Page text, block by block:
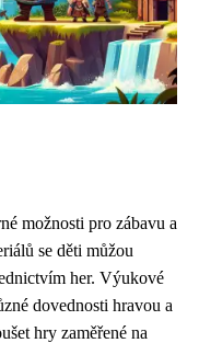
možnosti pro zábavu a
se děti můžou
her. Výukové
dovednosti hravou a
hry zaměřené na